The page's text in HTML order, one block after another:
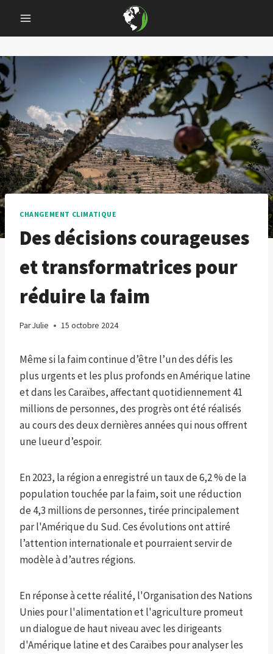
content
CHANGEMENT CLIMATIQUE
Des décisions courageuses
et transformatrices pour
réduire la faim
ParJulie 15 octobre 2024
Même si la faim continue d’être l’un des défis les
plus urgents et les plus profonds en Amérique latine
et dans les Caraïbes, affectant quotidiennement 41
millions de personnes, des progrès ont été réalisés
au cours des deux dernières années qui nous offrent
une lueur d’espoir.
En 2023, la région a enregistré un taux de 6,2 % de la
population touchée par la faim, soit une réduction
de 4,3 millions de personnes, tirée principalement
par l'Amérique du Sud. Ces évolutions ont attiré
l’attention internationale et pourraient servir de
modèle à d’autres régions.
En réponse à cette réalité, l'Organisation des Nations
Unies pour l'alimentation et l'agriculture promeut
un dialogue de haut niveau avec les dirigeants
d'Amérique latine et des Caraïbes pour analyser les